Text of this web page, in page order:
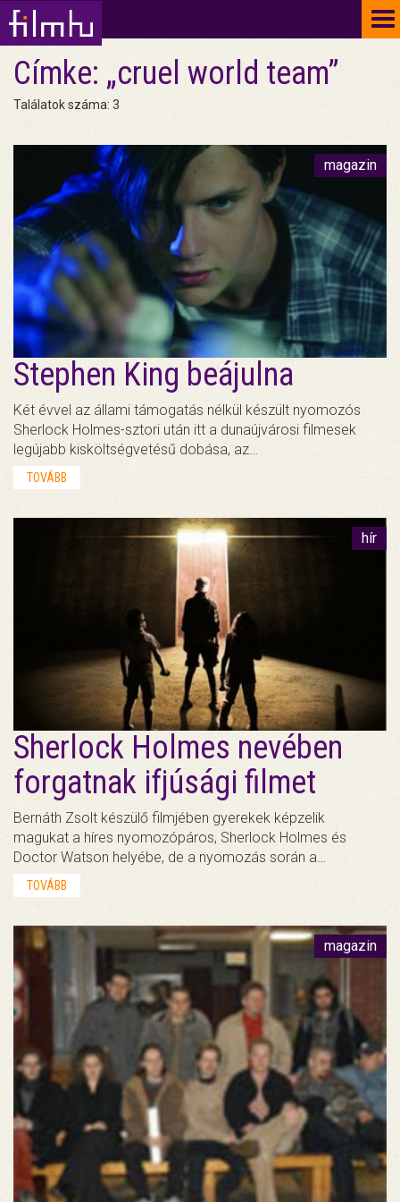
Címke: „cruel world team”
Találatok száma: 3
magazin
Stephen King beájulna
Két évvel az állami támogatás nélkül készült nyomozós
Sherlock Holmes-sztori után itt a dunaújvárosi filmesek
legújabb kisköltségvetésű dobása, az…
TOVÁBB
hír
Sherlock Holmes nevében
forgatnak ifjúsági filmet
Bernáth Zsolt készülő filmjében gyerekek képzelik
magukat a híres nyomozópáros, Sherlock Holmes és
Doctor Watson helyébe, de a nyomozás során a…
TOVÁBB
magazin